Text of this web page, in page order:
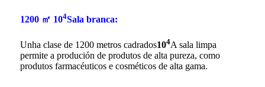
1200 ㎡ 104Sala branca:
Unha clase de 1200 metros cadrados104A sala limpa
permite a produción de produtos de alta pureza, como
produtos farmacéuticos e cosméticos de alta gama.